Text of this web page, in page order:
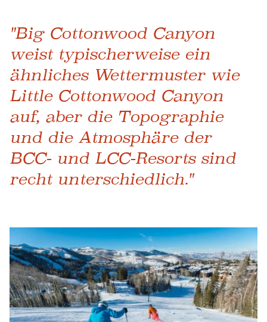
"Big Cottonwood Canyon
weist typischerweise ein
ähnliches Wettermuster wie
Little Cottonwood Canyon
auf, aber die Topographie
und die Atmosphäre der
BCC- und LCC-Resorts sind
recht unterschiedlich."